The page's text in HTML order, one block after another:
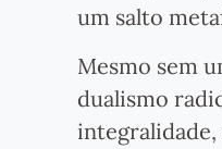
um salto
Mesmo sem
dualismo
integralidade,